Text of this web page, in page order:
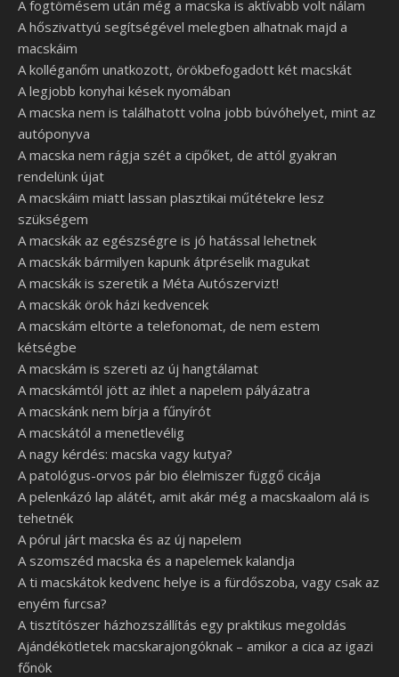
A fogtömésem után még a macska is aktívabb volt nálam
A hőszivattyú segítségével melegben alhatnak majd a
macskáim
A kolléganőm unatkozott, örökbefogadott két macskát
A legjobb konyhai kések nyomában
A macska nem is találhatott volna jobb búvóhelyet, mint az
autóponyva
A macska nem rágja szét a cipőket, de attól gyakran
rendelünk újat
A macskáim miatt lassan plasztikai műtétekre lesz
szükségem
A macskák az egészségre is jó hatással lehetnek
A macskák bármilyen kapunk átpréselik magukat
A macskák is szeretik a Méta Autószervizt!
A macskák örök házi kedvencek
A macskám eltörte a telefonomat, de nem estem
kétségbe
A macskám is szereti az új hangtálamat
A macskámtól jött az ihlet a napelem pályázatra
A macskánk nem bírja a fűnyírót
A macskától a menetlevélig
A nagy kérdés: macska vagy kutya?
A patológus-orvos pár bio élelmiszer függő cicája
A pelenkázó lap alátét, amit akár még a macskaalom alá is
tehetnék
A pórul járt macska és az új napelem
A szomszéd macska és a napelemek kalandja
A ti macskátok kedvenc helye is a fürdőszoba, vagy csak az
enyém furcsa?
A tisztítószer házhozszállítás egy praktikus megoldás
Ajándékötletek macskarajongóknak – amikor a cica az igazi
főnök